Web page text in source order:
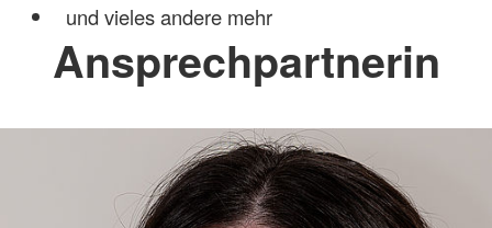
und vieles andere mehr
Ansprechpartnerin